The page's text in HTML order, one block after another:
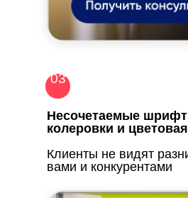
Несочетаемые
колеровки и
Клиенты не видят
вами и конкурентами
03